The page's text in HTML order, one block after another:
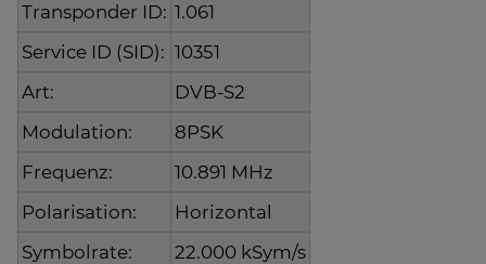
Transponder ID: 1.061
Service ID (SID): 10351
Art:
DVB-S2
Modulation:
8PSK
Frequenz:
10.891 MHz
Polarisation:
Horizontal
Symbolrate:
22.000 kSym/s